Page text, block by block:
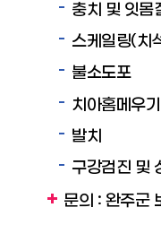
충치 및 잇몸
스케일링(치
불소도포
치아홈메우기
발치
구강검진 및
문의 : 완주